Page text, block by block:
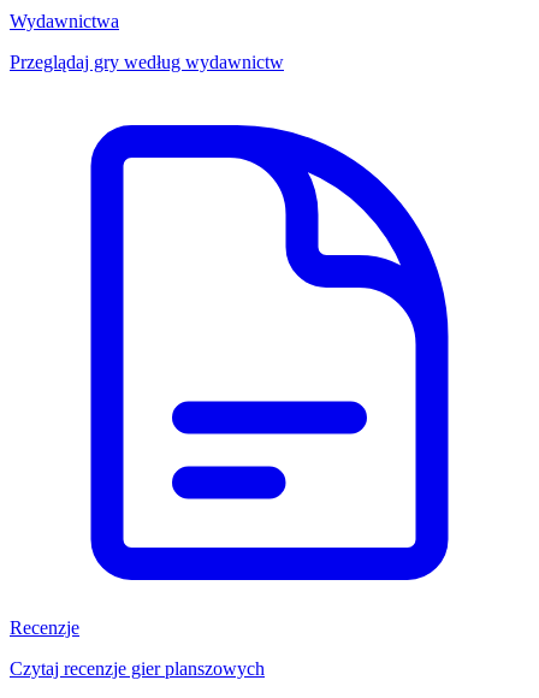
Wydawnictwa
Przeglądaj gry według wydawnictw
Recenzje
Czytaj recenzje gier planszowych